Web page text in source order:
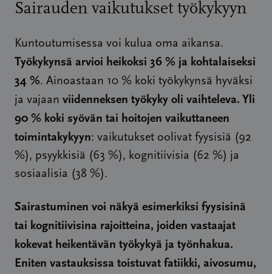
Sairauden vaikutukset työkykyyn
Kuntoutumisessa voi kulua oma aikansa.
Työkykynsä arvioi heikoksi 36 % ja kohtalaiseksi
34 %. Ainoastaan 10 % koki työkykynsä hyväksi
ja vajaan viidenneksen työkyky oli vaihteleva. Yli
90 % koki syövän tai hoitojen vaikuttaneen
toimintakykyyn: vaikutukset oolivat fyysisiä (92
%), psyykkisiä (63 %), kognitiivisia (62 %) ja
sosiaalisia (38 %).
Sairastuminen voi näkyä esimerkiksi fyysisinä
tai kognitiivisina rajoitteina, joiden vastaajat
kokevat heikentävän työkykyä ja työnhakua.
Eniten vastauksissa toistuvat fatiikki, aivosumu,